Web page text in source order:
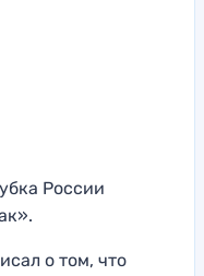
России
о том, что